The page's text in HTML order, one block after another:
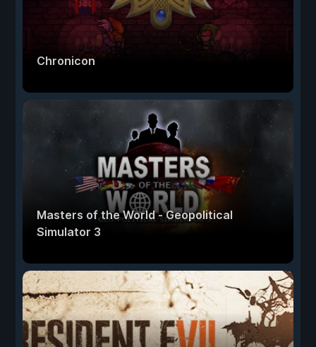
Chronicon
Masters of the World - Geopolitical
Simulator 3